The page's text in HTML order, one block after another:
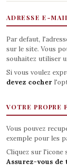
ADRESSE E-
Par defaut,
sur le site. Vous
souhaitez utiliser
Si vous voulez
devez cocher
VOTRE PROPRE
Vous pouvez
exemple pour les
Cliquez sur l'icone
Assurez-vous